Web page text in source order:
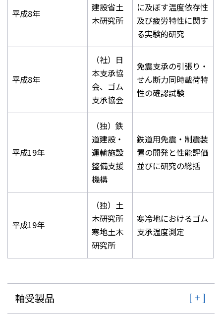
平成8年
建設省土
木研究所
に及ぼす温度依存性
及び疲労特性に関す
る実験的研究
平成8年
（社）日
本支承協
会、ゴム
支承協会
免震支承の引張り・
せん断力同時載荷特
性の確認試験
平成19年
（独）鉄
道建設・
運輸施設
整備支援
機構
鉄道用免震・制震装
置の開発と性能評価
並びに研究の総括
平成19年
（独）土
木研究所
寒地土木
研究所
寒冷地におけるゴム
支承温度測定
軸受製品